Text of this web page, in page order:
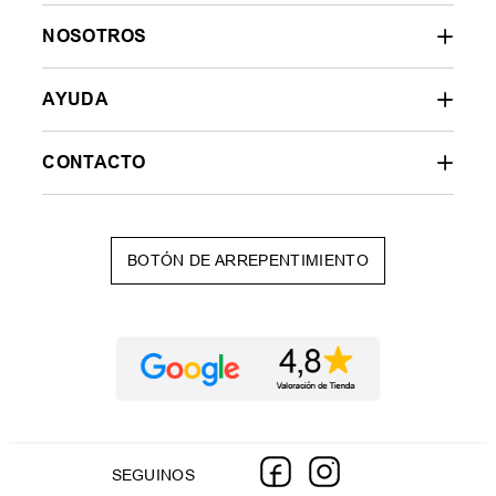
NOSOTROS
AYUDA
CONTACTO
BOTÓN DE ARREPENTIMIENTO
SEGUINOS